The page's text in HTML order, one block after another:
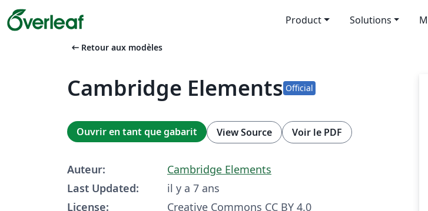
Product Solutions
arrow_left_alt Retour aux modèles
Cambridge Elements Official
Ouvrir en tant que gabarit View Source Voir le PDF
Auteur:
Cambridge Elements
Last Updated:
il y a 7 ans
License:
Creative Commons CC BY 4.0